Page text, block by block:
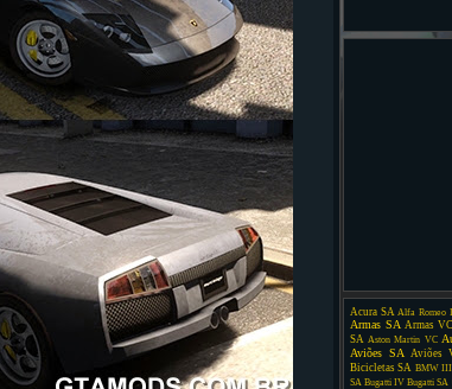
Acura SA Alfa Romeo
Armas SA Armas VC
SA Aston Martin VC
Aviões SA Aviões
Bicicletas SA BMW III
SA Bugatti IV Bugatti SA